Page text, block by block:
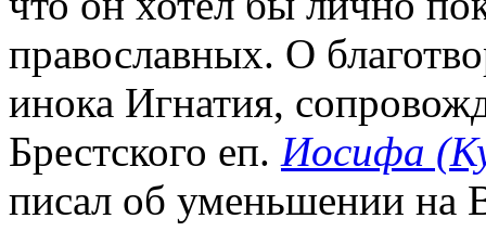
православных. О
инока Игнатия,
Брестского еп. Иосифа
писал об уменьшении на